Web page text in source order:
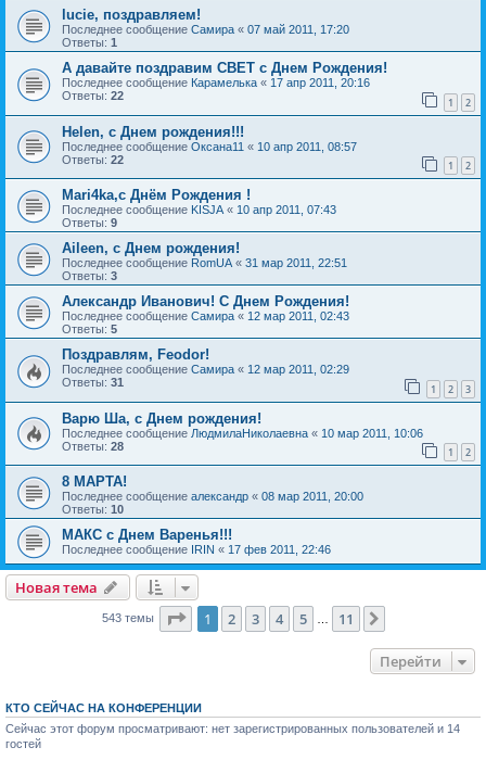
lucie, поздравляем!
Последнее сообщение Самира « 07 май 2011, 17:20
Ответы: 1
А давайте поздравим СВЕТ с Днем Рождения!
Последнее сообщение Карамелька « 17 апр 2011, 20:16
Ответы: 22 1 2
Helen, с Днем рождения!!!
Последнее сообщение Оксана11 « 10 апр 2011, 08:57
Ответы: 22 1 2
Mari4ka,с Днём Рождения !
Последнее сообщение KISJA « 10 апр 2011, 07:43
Ответы: 9
Aileen, с Днем рождения!
Последнее сообщение RomUA « 31 мар 2011, 22:51
Ответы: 3
Александр Иванович! С Днем Рождения!
Последнее сообщение Самира « 12 мар 2011, 02:43
Ответы: 5
Поздравлям, Feodor!
Последнее сообщение Самира « 12 мар 2011, 02:29
Ответы: 31 1 2 3
Варю Ша, с Днем рождения!
Последнее сообщение ЛюдмилаНиколаевна « 10 мар 2011, 10:06
Ответы: 28 1 2
8 МАРТА!
Последнее сообщение александр « 08 мар 2011, 20:00
Ответы: 10
МАКС с Днем Варенья!!!
Последнее сообщение IRIN « 17 фев 2011, 22:46
Новая тема
543 темы Страница из 11
1 2 3 4 5 … 11
Перейти
КТО СЕЙЧАС НА КОНФЕРЕНЦИИ
Сейчас этот форум просматривают: нет зарегистрированных пользователей и 14
гостей